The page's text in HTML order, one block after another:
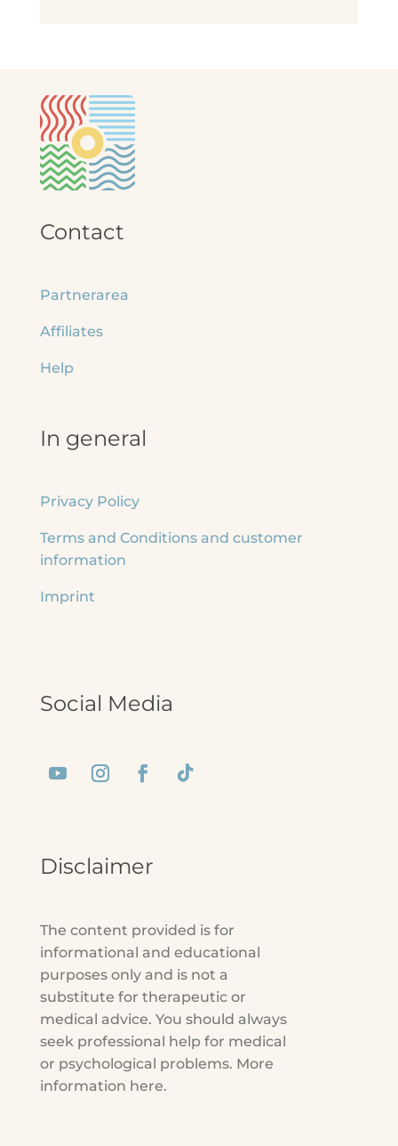
Contact
Partnerarea
Affiliates
Help
In general
Privacy Policy
Terms and Conditions and customer
information
Imprint
Social Media
Disclaimer
The content provided is for
informational and educational
purposes only and is not a
substitute for therapeutic or
medical advice. You should always
seek professional help for medical
or psychological problems. More
information here.